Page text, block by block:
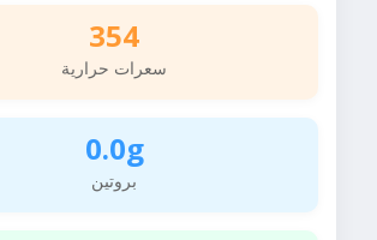
354
سعرات حرارية
0.0g
بروتين